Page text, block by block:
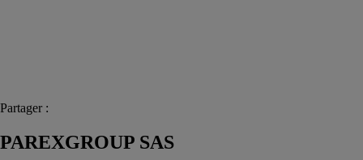
Partager :
PAREXGROUP SAS